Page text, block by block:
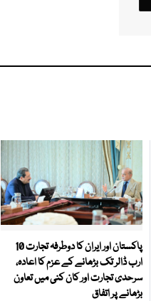
پاکستان اور ایران کا دوطرفہ تجارت 10
ارب ڈالر تک بڑھانے کے عزم کا اعادہ،
سرحدی تجارت اور کان کنی میں تعاون
بڑھانے پر اتفاق